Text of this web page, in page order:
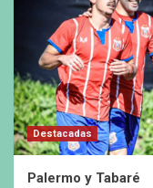
Destacadas
Palermo y Tabaré